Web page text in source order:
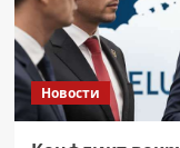
Новости